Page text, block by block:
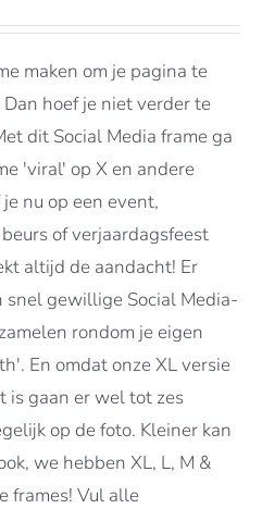
€129.00
maken om je pagina te
hoef je niet verder te
dit Social Media frame ga
'viral' op X en andere
nu op een event,
of verjaardagsfeest
altijd de aandacht! Er
snel gewillige Social Media-
rondom je eigen
En omdat onze XL versie
is gaan er wel tot zes
op de foto. Kleiner kan
we hebben XL, L, M &
frames! Vul alle